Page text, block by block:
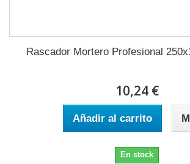
Rascador Mortero Profesional
10,24 €
Añadir al carrito
En stock